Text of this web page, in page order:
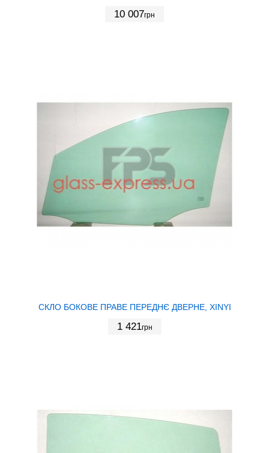
10 007грн
СКЛО БОКОВЕ ПРАВЕ ПЕРЕДНЄ ДВЕРНЕ, XINYI
1 421грн